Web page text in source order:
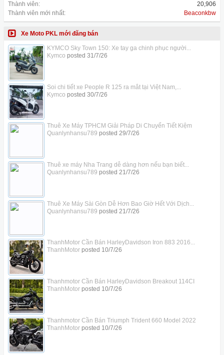
Thành viên:
20,906
Thành viên mới nhất:
Beaconkbw
Xe Moto PKL mới đăng bán
KYMCO Sky Town 150: Xe tay ga chinh phục người...
Kymco posted 31/7/26
Soi chi tiết xe People R 125 ra mắt tại Việt Nam,...
Kymco posted 30/7/26
Thuê Xe Máy TPHCM Giải Pháp Di Chuyển Tiết Kiệm
Quanlynhansu789 posted 29/7/26
Thuê xe máy Nha Trang dễ dàng hơn nếu bạn biết...
Quanlynhansu789 posted 21/7/26
Thuê Xe Máy Sài Gòn Dễ Hơn Bao Giờ Hết Với Dịch...
Quanlynhansu789 posted 21/7/26
ThanhMotor Cần Bán HarleyDavidson Iron 883 2016...
ThanhMotorposted 10/7/26
Thanhmotor Cần Bán HarleyDavidson Breakout 114CI
ThanhMotorposted 10/7/26
Thanhmotor Cần Bán Triumph Trident 660 Model 2022
ThanhMotorposted 10/7/26